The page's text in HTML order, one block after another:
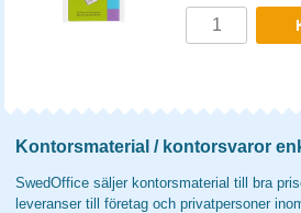
Kontorsmaterial / kontorsvaror
SwedOffice säljer kontorsmaterial till bra
leveranser till företag och privatpersoner